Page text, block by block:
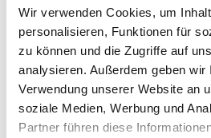
Wir verwenden Cookies, um
personalisieren, Funktionen für
zu können und die Zugriffe auf
analysieren. Außerdem geben
Verwendung unserer Website an
soziale Medien, Werbung und
Partner führen diese
Gemeindemitglieder oder im
Amtshandlung (Taufe,
Bestattung) möglich.
Weitere Informationen finden
Nutzungsvertrag/ Raum-
Grundriss